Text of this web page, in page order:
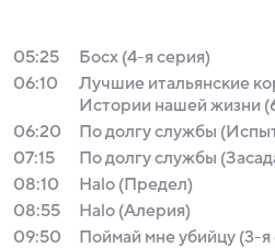
05:25
Босх (4-я серия)
06:10
Лучшие итальянские
Истории нашей жизни
06:20
По долгу службы
07:15
По долгу службы
08:10
Halo (Предел)
08:55
Halo (Алерия)
09:50
Поймай мне убийцу (3-я